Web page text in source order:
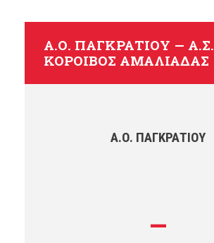
Α.Ο. ΠΑΓΚΡΑΤΊΟΥ — Α.Σ.
ΚΌΡΟΙΒΟΣ ΑΜΑΛΙΆΔΑΣ
Α.Ο. ΠΑΓΚΡΑΤΊΟΥ
—